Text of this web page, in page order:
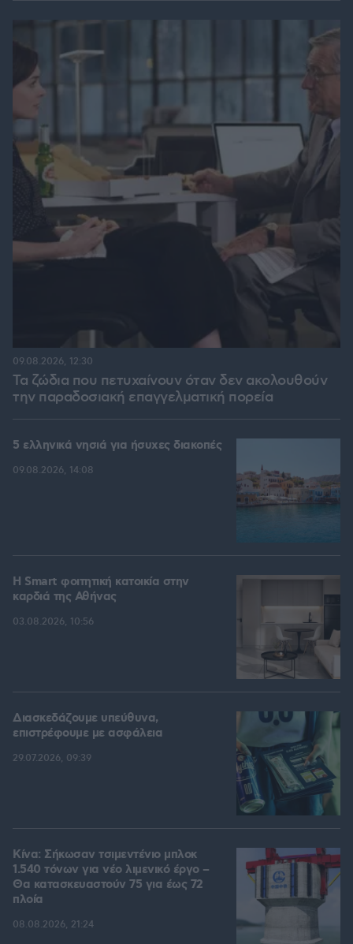
Τα ζώδια που πετυχαίνουν όταν δεν ακολουθούν
την παραδοσιακή επαγγελματική πορεία
09.08.2026, 12:30
5 ελληνικά νησιά για ήσυχες διακοπές
09.08.2026, 14:08
Η Smart φοιτητική κατοικία στην
καρδιά της Αθήνας
03.08.2026, 10:56
Διασκεδάζουμε υπεύθυνα,
επιστρέφουμε με ασφάλεια
29.07.2026, 09:39
Κίνα: Σήκωσαν τσιμεντένιο μπλοκ
1.540 τόνων για νέο λιμενικό έργο –
Θα κατασκευαστούν 75 για έως 72
πλοία
08.08.2026, 21:24